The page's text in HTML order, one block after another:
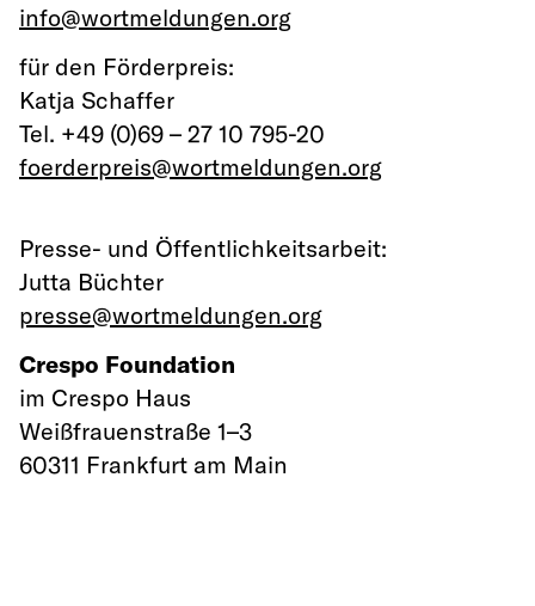
info@wortmeldungen.org
für den Förderpreis:
Katja Schaffer
Tel. +49 (0)69 – 27 10 795-20
foerderpreis@wortmeldungen.org
Presse- und Öffentlichkeitsarbeit:
Jutta Büchter
presse@wortmeldungen.org
Crespo Foundation
im Crespo Haus
Weißfrauenstraße 1–3
60311 Frankfurt am Main